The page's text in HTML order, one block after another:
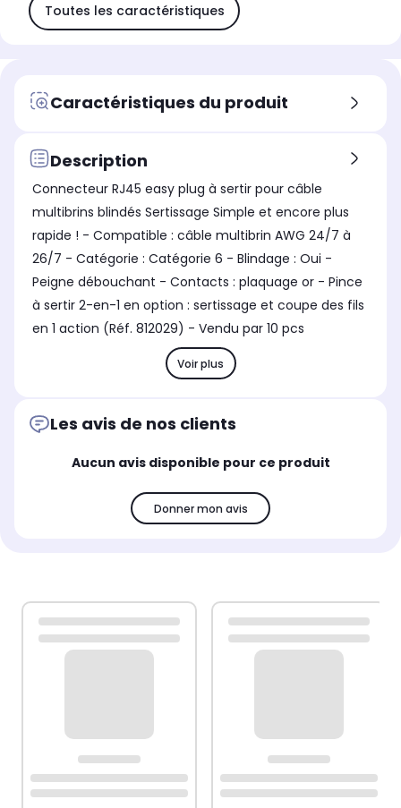
Toutes les caractéristiques
Caractéristiques du produit
Description
Connecteur RJ45 easy plug à sertir pour câble
multibrins blindés Sertissage Simple et encore plus
rapide ! - Compatible : câble multibrin AWG 24/7 à
26/7 - Catégorie : Catégorie 6 - Blindage : Oui -
Peigne débouchant - Contacts : plaquage or - Pince
à sertir 2-en-1 en option : sertissage et coupe des fils
en 1 action (Réf. 812029) - Vendu par 10 pcs
Voir plus
Les avis de nos clients
Aucun avis disponible pour ce produit
Donner mon avis